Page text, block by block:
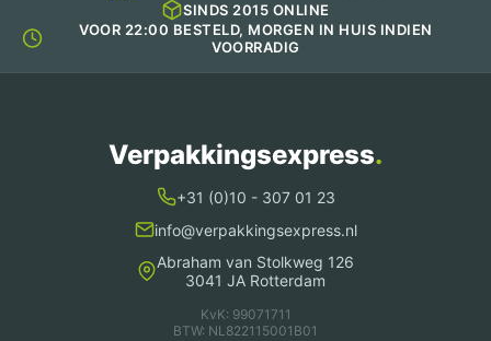
SINDS 2015 ONLINE
VOOR 22:00 BESTELD, MORGEN IN HUIS INDIEN
VOORRADIG
Verpakkingsexpress.
+31 (0)10 - 307 01 23
info@verpakkingsexpress.nl
Abraham van Stolkweg 126
3041 JA Rotterdam
KvK: 99071711
BTW: NL822115001B01